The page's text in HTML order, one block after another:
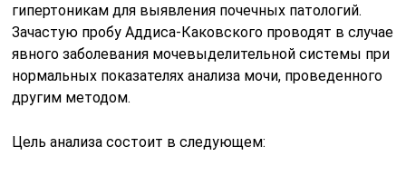
гипертоникам для выявления почечных патологий.
Зачастую пробу Аддиса-Каковского проводят в случае
явного заболевания мочевыделительной системы при
нормальных показателях анализа мочи, проведенного
другим методом.
Цель анализа состоит в следующем: